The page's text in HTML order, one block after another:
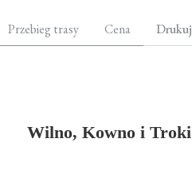
Przebieg trasy Cena
Wilno, Kowno i